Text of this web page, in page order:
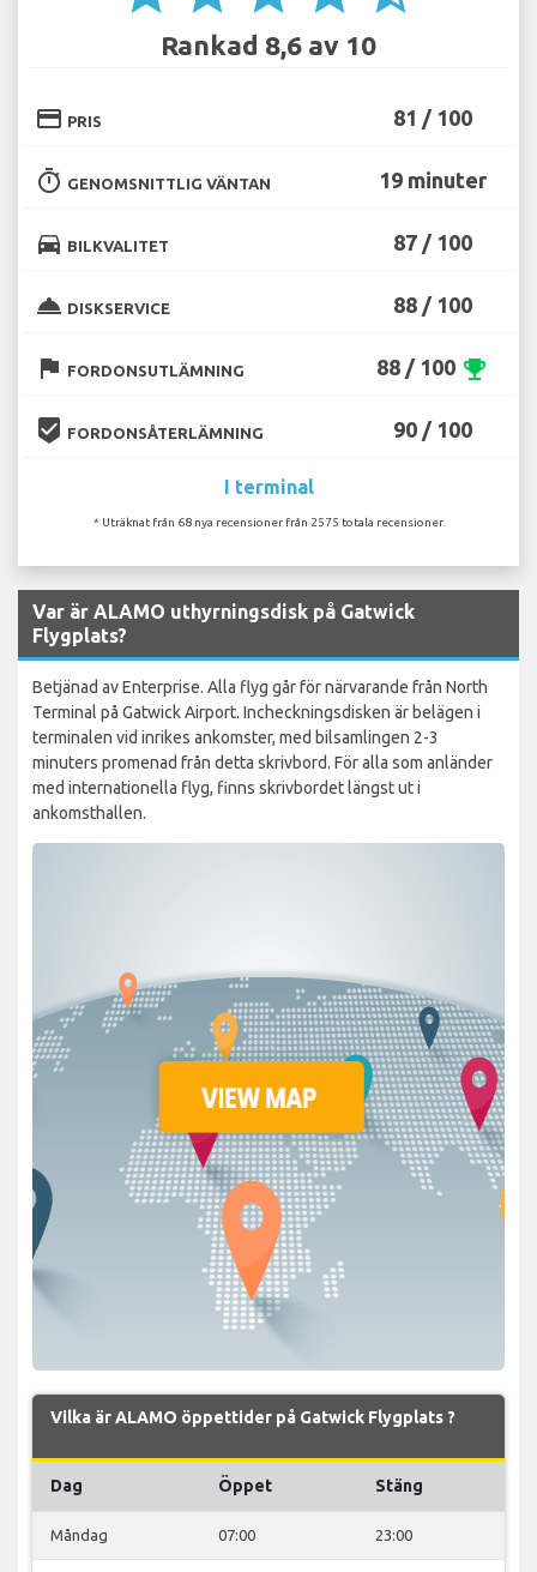
Rankad 8,6 av 10
credit_card PRIS 81 / 100
timer GENOMSNITTLIG VÄNTAN 19 minuter
directions_car BILKVALITET 87 / 100
room_service DISKSERVICE 88 / 100
flag FORDONSUTLÄMNING 88 / 100 emoji_events
beenhere FORDONSÅTERLÄMNING 90 / 100
I terminal
* Uträknat från 68 nya recensioner från 2575 totala recensioner.
Var är ALAMO uthyrningsdisk på Gatwick
Flygplats?
Betjänad av Enterprise. Alla flyg går för närvarande från North
Terminal på Gatwick Airport. Incheckningsdisken är belägen i
terminalen vid inrikes ankomster, med bilsamlingen 2-3
minuters promenad från detta skrivbord. För alla som anländer
med internationella flyg, finns skrivbordet längst ut i
ankomsthallen.
Vilka är ALAMO öppettider på Gatwick Flygplats ?
Dag Öppet Stäng
Måndag 07:00 23:00